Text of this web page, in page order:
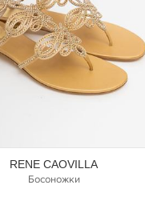
RENE CAOVILLA
Босоножки